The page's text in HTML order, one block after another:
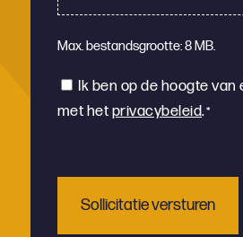
Max. bestandsgrootte: 8 MB.
Instemming
*
Ik ben op de hoogte van
met het privacybeleid.*